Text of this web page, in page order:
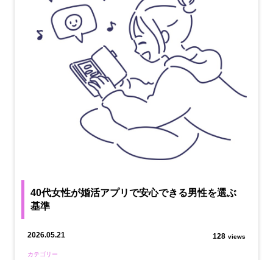
40代女性が婚活アプリで安心できる男性を選ぶ
基準
2026.05.21 128 views
カテゴリー